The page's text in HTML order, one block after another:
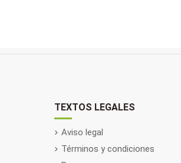
TEXTOS LEGALES
Aviso legal
Términos y condiciones